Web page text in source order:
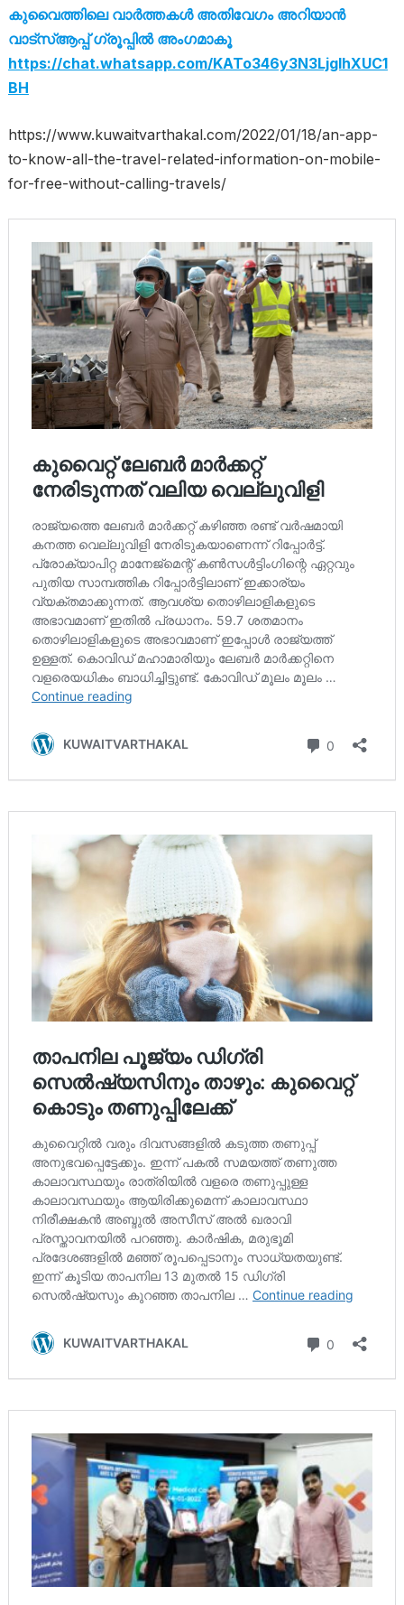
കുവൈത്തിലെ വാർത്തകൾ അതിവേഗം അറിയാൻ
വാട്സ്ആപ്പ് ഗ്രൂപ്പിൽ അംഗമാകൂ
https://chat.whatsapp.com/KATo346y3N3LjgIhXUC1
BH
https://www.kuwaitvarthakal.com/2022/01/18/an-app-
to-know-all-the-travel-related-information-on-mobile-
for-free-without-calling-travels/